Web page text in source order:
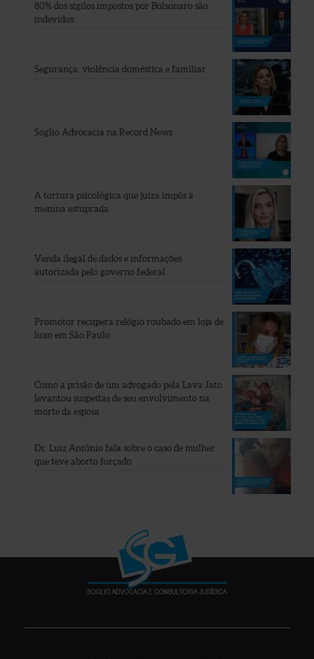
80% dos sigilos impostos por Bolsonaro são
indevidos
Segurança: violência doméstica e familiar
Soglio Advocacia na Record News
A tortura psicológica que juíza impôs à
menina estuprada
Venda ilegal de dados e informações
autorizada pelo governo federal
Promotor recupera relógio roubado em loja de
luxo em São Paulo
Como a prisão de um advogado pela Lava Jato
levantou suspeitas de seu envolvimento na
morte da esposa
Dr. Luiz Antônio fala sobre o caso de mulher
que teve aborto forçado